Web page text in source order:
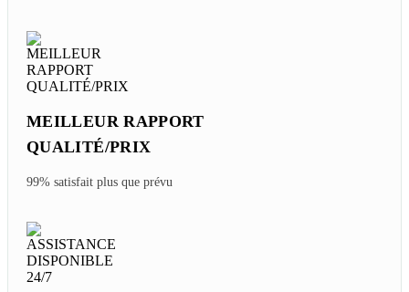
MEILLEUR RAPPORT
QUALITÉ/PRIX
99% satisfait plus que prévu